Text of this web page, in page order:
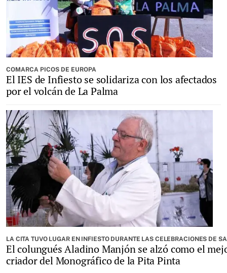
COMARCA PICOS DE EUROPA
El IES de Infiesto se solidariza con los afectados
por el volcán de La Palma
LA CITA TUVO LUGAR EN INFIESTO DURANTE LAS CELEBRACIONES DE
El colungués Aladino Manjón se alzó como el
criador del Monográfico de la Pita Pinta